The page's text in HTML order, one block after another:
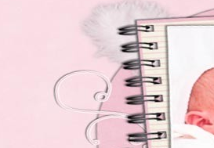
SE CONNECTER